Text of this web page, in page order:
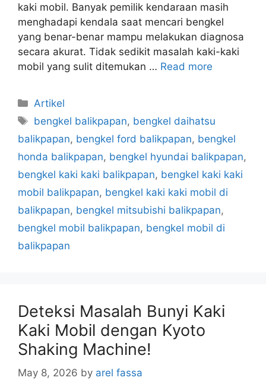
kaki mobil. Banyak pemilik kendaraan masih
menghadapi kendala saat mencari bengkel
yang benar-benar mampu melakukan diagnosa
secara akurat. Tidak sedikit masalah kaki-kaki
mobil yang sulit ditemukan … Read more
Artikel
bengkel balikpapan, bengkel daihatsu
balikpapan, bengkel ford balikpapan, bengkel
honda balikpapan, bengkel hyundai balikpapan,
bengkel kaki kaki balikpapan, bengkel kaki kaki
mobil balikpapan, bengkel kaki kaki mobil di
balikpapan, bengkel mitsubishi balikpapan,
bengkel mobil balikpapan, bengkel mobil di
balikpapan
Deteksi Masalah Bunyi Kaki
Kaki Mobil dengan Kyoto
Shaking Machine!
May 8, 2026 by arel fassa